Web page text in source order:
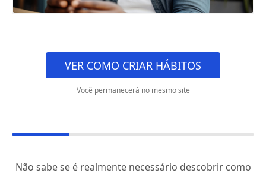
VER COMO CRIAR HÁBITOS
Você permanecerá no mesmo site
Não sabe se é realmente necessário descobrir como